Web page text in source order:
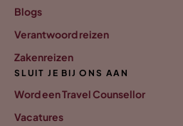
Blogs
Verantwoord reizen
Zakenreizen
SLUIT JE BIJ ONS AAN
Word een Travel Counsellor
Vacatures